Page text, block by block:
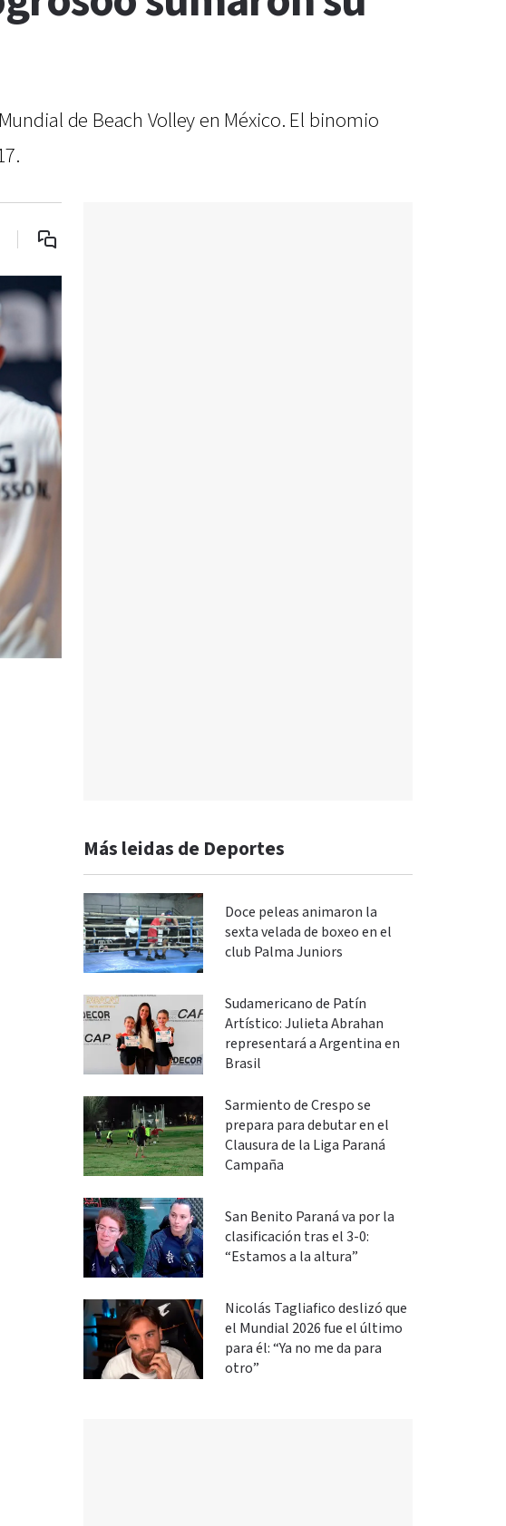
de Beach Volley en México. El binomio
Más leidas de Deportes
Doce peleas animaron la
sexta velada de boxeo en el
club Palma Juniors
Sudamericano de Patín
Artístico: Julieta Abrahan
representará a Argentina en
Brasil
Sarmiento de Crespo se
prepara para debutar en el
Clausura de la Liga Paraná
Campaña
San Benito Paraná va por la
clasificación tras el 3-0:
“Estamos a la altura”
Nicolás Tagliafico deslizó que
el Mundial 2026 fue el último
para él: “Ya no me da para
otro”